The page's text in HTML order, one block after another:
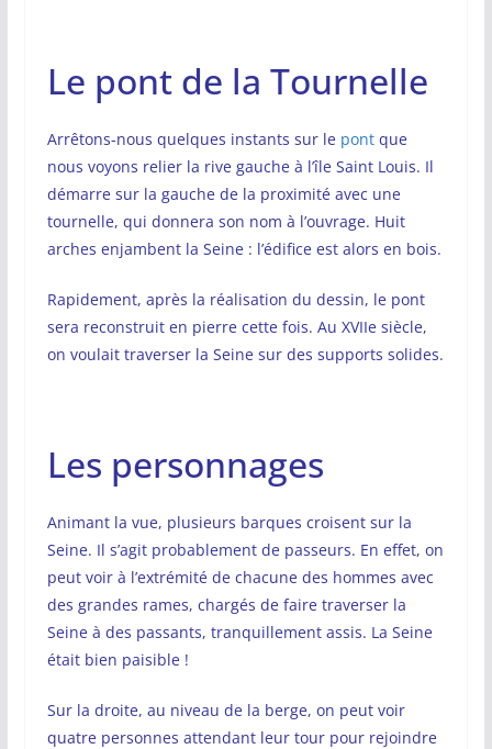
Le pont de la Tournelle
Arrêtons-nous quelques instants sur le pontque
nous voyons relier la rive gauche à l’île Saint Louis. Il
démarre sur la gauche de la proximité avec une
tournelle, qui donnera son nom à l’ouvrage. Huit
arches enjambent la Seine : l’édifice est alors en bois.
Rapidement, après la réalisation du dessin, le pont
sera reconstruit en pierre cette fois. Au XVIIe siècle,
on voulait traverser la Seine sur des supports solides.
Les personnages
Animant la vue, plusieurs barques croisent sur la
Seine. Il s’agit probablement de passeurs. En effet, on
peut voir à l’extrémité de chacune des hommes avec
des grandes rames, chargés de faire traverser la
Seine à des passants, tranquillement assis. La Seine
était bien paisible !
Sur la droite, au niveau de la berge, on peut voir
quatre personnes attendant leur tour pour rejoindre